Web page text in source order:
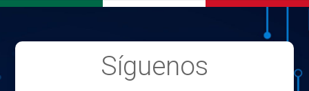
Síguenos